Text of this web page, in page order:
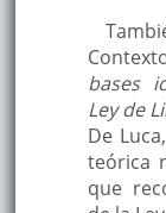
bases
Ley de
De
teórica
que